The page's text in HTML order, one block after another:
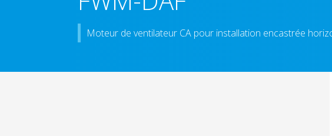
Moteur de ventilateur CA pour installation encastrée